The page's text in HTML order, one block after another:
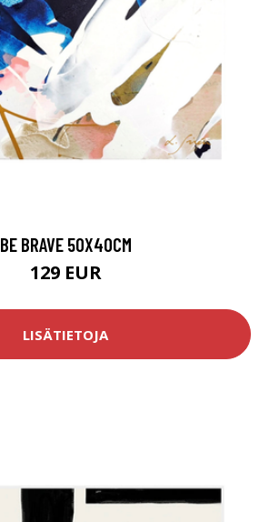
BE BRAVE 50X40CM
129 EUR
LISÄTIETOJA